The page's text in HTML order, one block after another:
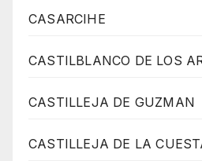
CASARCIHE
CASTILBLANCO DE LOS
CASTILLEJA DE GUZMAN
CASTILLEJA DE LA